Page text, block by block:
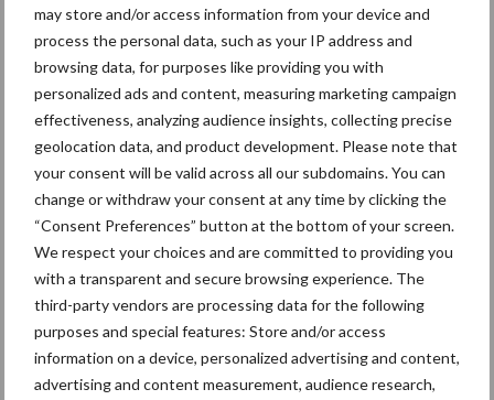
may store and/or access information from your device and
process the personal data, such as your IP address and
browsing data, for purposes like providing you with
personalized ads and content, measuring marketing campaign
effectiveness, analyzing audience insights, collecting precise
geolocation data, and product development. Please note that
your consent will be valid across all our subdomains. You can
change or withdraw your consent at any time by clicking the
“Consent Preferences” button at the bottom of your screen.
We respect your choices and are committed to providing you
with a transparent and secure browsing experience. The
third-party vendors are processing data for the following
purposes and special features: Store and/or access
information on a device, personalized advertising and content,
advertising and content measurement, audience research,
minder lang weiden van de koeien per dag. Deze
alternatieve strategieën drukken de gemíddelde
economische prestaties, toont het doctoraat.
Maar het werkelijk economisch effect verschilt danig
van bedrijf tot bedrijf. Daarom wordt aangeraden om
beslissingen rond maagdarmworminfecties in de
melkveehouderij echt te bekijken van bedrijf tot bedrijf.
Meer melkvee nieuws
Maak hier uw keuze: